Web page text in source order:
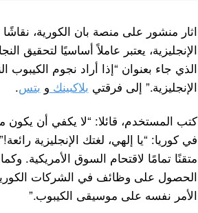
اثار منشور على منصة بان الكورية،
الإنجليزية، يعتبر عاملاً أساسيًا
الذي جاء بعنوان “إذا أراد نجوم الكيبوب
الإنجليزية.” إلى فرقتي بلاكبينك و بتس.
كتب المستخدم، قائلا: “لا يكفي أن يكون
في كوريا: “يا إلهي، لغتك الإنجليزية
متقنًا تمامًا لاقتحام السوق الأمريكية.
الحصول على وظائف في الشركات الكورية
الأمر نفسه على موسيقى الكيبوب.”